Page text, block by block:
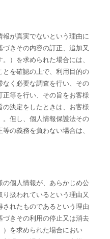
が真実でないという理由に
きその内容の訂正、追加又
）を求められた場合には、
とを確認の上で、利用目的の
く必要な調査を行い、その
等を行い、その旨をお客様
決定をしたときは、お客様
。但し、個人情報保護法その
の義務を負わない場合は、
の個人情報が、あらかじめ公
扱われているという理由又
れたものであるという理由
づきその利用の停止又は消去
）を求められた場合におい